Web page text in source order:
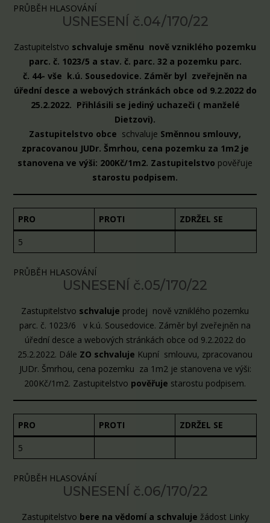
PRŮBĚH HLASOVÁNÍ
USNESENÍ č.04/170/22
Zastupitelstvo schvaluje směnu nově vzniklého pozemku
parc. č. 1023/5 a stav. č. parc. 32 a pozemku parc.
č. 44- vše k.ú. Sousedovice. Záměr byl zveřejněn na
úřední desce a webových stránkách obce od 9.2.2022 do
25.2.2022. Přihlásili se jediný uchazeči ( manželé
Dietzovi).
Zastupitelstvo obce schvaluje Směnnou smlouvy,
zpracovanou JUDr. Šmrhou, cena pozemku za 1m2 je
stanovena ve výši: 200Kč/1m2. Zastupitelstvo pověřuje
starostu podpisem.
PRO PROTI
ZDRŽEL SE
5
PRŮBĚH HLASOVÁNÍ
USNESENÍ č.05/170/22
Zastupitelstvo schvaluje prodej nově vzniklého pozemku
parc. č. 1023/6 v k.ú. Sousedovice. Záměr byl zveřejněn na
úřední desce a webových stránkách obce od 9.2.2022 do
25.2.2022. Dále ZO schvaluje Kupní smlouvu, zpracovanou
JUDr. Šmrhou, cena pozemku za 1m2 je stanovena ve výši:
200Kč/1m2. Zastupitelstvo pověřuje starostu podpisem.
PRO PROTI
ZDRŽEL SE
5
PRŮBĚH HLASOVÁNÍ
USNESENÍ č.06/170/22
Zastupitelstvo bere na vědomí a schvaluje žádost Linky